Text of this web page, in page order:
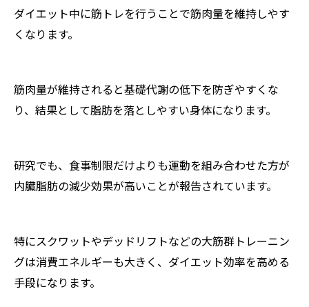
ダイエット中に筋トレを行うことで筋肉量を維持しやす
くなります。
筋肉量が維持されると基礎代謝の低下を防ぎやすくな
り、結果として脂肪を落としやすい身体になります。
研究でも、食事制限だけよりも運動を組み合わせた方が
内臓脂肪の減少効果が高いことが報告されています。
特にスクワットやデッドリフトなどの大筋群トレーニン
グは消費エネルギーも大きく、ダイエット効率を高める
手段になります。